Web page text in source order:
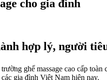
cho gia đình
hợp lý, người
ghế massage cao cấp
gia đình Việt Nam hiện nay.